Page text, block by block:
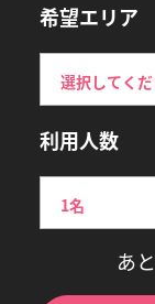
希望エリア
利用人数
あ